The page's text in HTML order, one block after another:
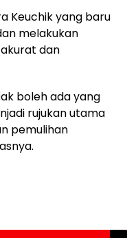
Keuchik yang baru
melakukan
dan
boleh ada yang
rujukan utama
pemulihan